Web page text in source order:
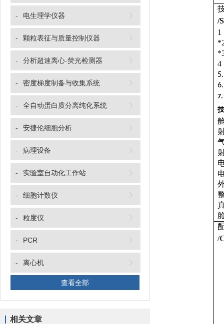
- 电生理学仪器
- 颗粒表征与质量控制仪器
- 分析超速离心-荧光检测器
- 密度梯度制备与收集系统
- 全自动蛋白质分离纯化系统
- 安捷伦细胞分析
- 病理设备
- 实验室自动化工作站
- 细胞计数仪
- 粒度仪
- PCR
- 离心机
查看全部
相关文章
/
1
4
5.
6.
7.
/